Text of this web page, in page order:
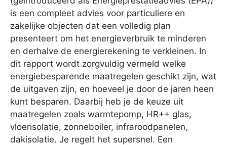
is een compleet advies voor particuliere en
zakelijke objecten dat een volledig plan
presenteert om het energieverbruik te minderen
en derhalve de energierekening te verkleinen. In
dit rapport wordt zorgvuldig vermeld welke
energiebesparende maatregelen geschikt zijn, wat
de uitgaven zijn, en hoeveel je door de jaren heen
kunt besparen. Daarbij heb je de keuze uit
maatregelen zoals warmtepomp, HR++ glas,
vloerisolatie, zonneboiler, infraroodpanelen,
dakisolatie. Je regelt het supersnel. Een